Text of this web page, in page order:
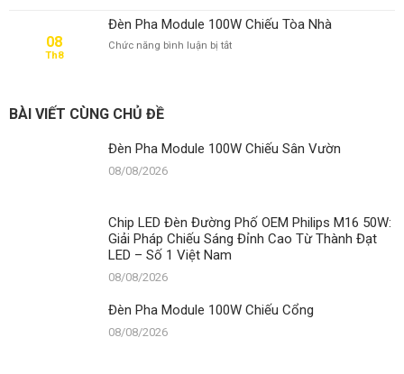
08
Th8
Đèn Pha Module 100W Chiếu Tòa Nhà
Chức năng bình luận bị tắtở
Nhà
BÀI VIẾT CÙNG CHỦ ĐỀ
Đèn Pha Module 100W Chiếu Sân Vườn
08/08/2026
Chip LED Đèn Đường Phố OEM Philips M16 50W:
Giải Pháp Chiếu Sáng Đỉnh Cao Từ Thành Đạt
LED – Số 1 Việt Nam
08/08/2026
Đèn Pha Module 100W Chiếu Cổng
08/08/2026